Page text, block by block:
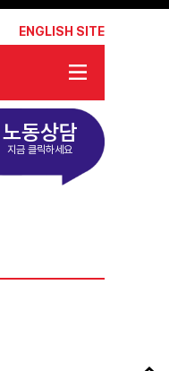
ENGLISH SITE
노동상담
지금 클릭하세요